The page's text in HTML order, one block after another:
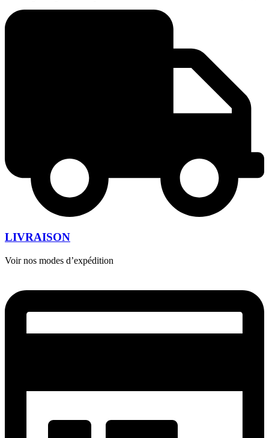
LIVRAISON
Voir nos modes d’expédition